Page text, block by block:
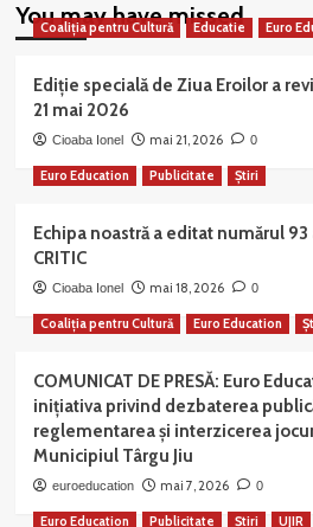
You may have missed
Coaliția pentru Cultură Educatie Euro
Ediție specială de Ziua Eroilor a
21 mai 2026
Cioaba Ionel mai 21, 2026 0
Euro Education Publicitate Știri
Echipa noastră a editat numărul 93
CRITIC
Cioaba Ionel mai 18, 2026 0
Coaliția pentru Cultură Euro Education
COMUNICAT DE PRESĂ: Euro
inițiativa privind dezbaterea
reglementarea și interzicerea
Municipiul Târgu Jiu
euroeducation mai 7, 2026 0
Euro Education Publicitate Știri UJIR